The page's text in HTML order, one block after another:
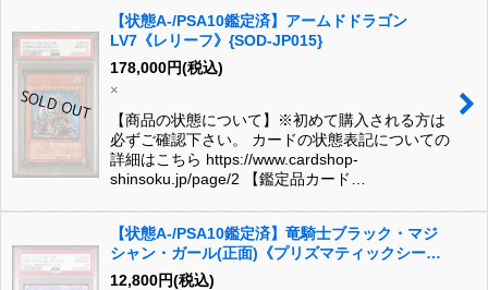
【状態A-/PSA10鑑定済】アームドドラゴン
LV7《レリーフ》{SOD-JP015}
178,000円(税込)
×
【商品の状態について】※初めて購入される方は
必ずご確認下さい。 カードの状態表記についての
詳細はこちら https://www.cardshop-
shinsoku.jp/page/2 【鑑定品カード…
【状態A-/PSA10鑑定済】竜騎士ブラック・マジ
シャン・ガール(正面)《プリズマティックシーク
レット》{PAC1-JP023}
12,800円(税込)